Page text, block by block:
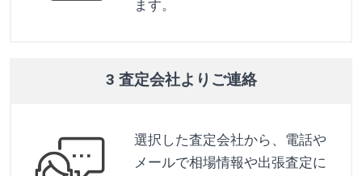
ます。
3 査定会社よりご連絡
選択した査定会社から、電話や
メールで相場情報や出張査定に